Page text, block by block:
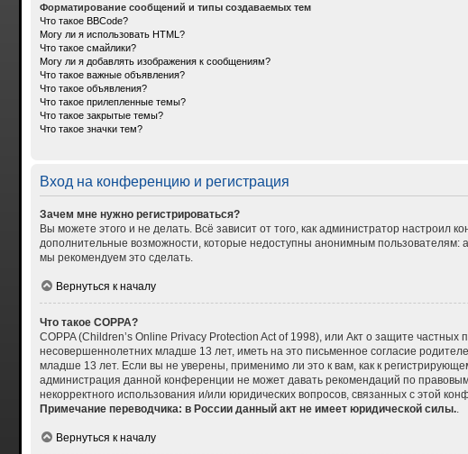
Форматирование сообщений и типы создаваемых тем
Что такое BBCode?
Могу ли я использовать HTML?
Что такое смайлики?
Могу ли я добавлять изображения к сообщениям?
Что такое важные объявления?
Что такое объявления?
Что такое прилепленные темы?
Что такое закрытые темы?
Что такое значки тем?
Вход на конференцию и регистрация
Зачем мне нужно регистрироваться?
Вы можете этого и не делать. Всё зависит от того, как администратор
дополнительные возможности, которые недоступны анонимным пользователям:
мы рекомендуем это сделать.
Вернуться к началу
Что такое COPPA?
COPPA (Children’s Online Privacy Protection Act of 1998), или Акт о защите
несовершеннолетних младше 13 лет, иметь на это письменное согласие
младше 13 лет. Если вы не уверены, применимо ли это к вам, как к
администрация данной конференции не может давать рекомендаций по
некорректного использования и/или юридических вопросов, связанных с этой
Примечание переводчика: в России данный акт не имеет юридической силы..
Вернуться к началу